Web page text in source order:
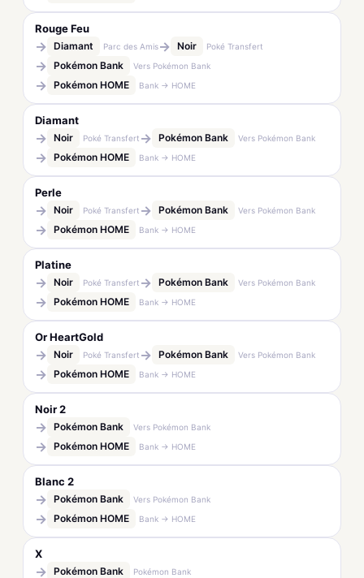
Rouge Feu
→ Diamant Parc des Amis→ Noir Poké Transfert
→ Pokémon Bank Vers Pokémon Bank
→ Pokémon HOME Bank → HOME
Diamant
→ Noir Poké Transfert → Pokémon Bank Vers Pokémon Bank
→ Pokémon HOME Bank → HOME
Perle
→ Noir Poké Transfert → Pokémon Bank Vers Pokémon Bank
→ Pokémon HOME Bank → HOME
Platine
→ Noir Poké Transfert → Pokémon Bank Vers Pokémon Bank
→ Pokémon HOME Bank → HOME
Or HeartGold
→ Noir Poké Transfert → Pokémon Bank Vers Pokémon Bank
→ Pokémon HOME Bank → HOME
Noir 2
→ Pokémon Bank Vers Pokémon Bank
→ Pokémon HOME Bank → HOME
Blanc 2
→ Pokémon Bank Vers Pokémon Bank
→ Pokémon HOME Bank → HOME
X
→ Pokémon Bank Pokémon Bank